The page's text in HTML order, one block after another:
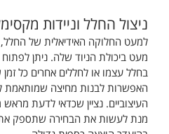
ניצול החלל וניידות
למעט החלוקה האידיאלית של
מעט ביכולת הניוד שלה. ניתן לפתוח
בחלל עצמו או לחללים אחרים כל
האפשרות לבנות מחיצה שמותאמת
העיצוביים. נציין שכדאי לדעת
מנת לעשות את הבחירה שתספק את